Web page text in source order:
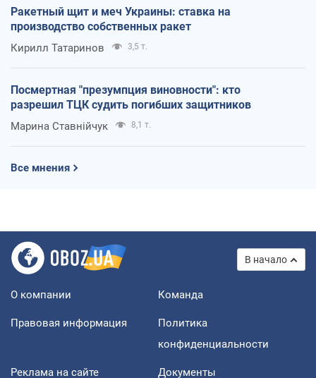
Ракетный щит и меч Украины: ставка на
производство собственных ракет
Кирилл Татаринов 3,5 т.
Посмертная "презумпция виновности": кто
разрешил ТЦК судить погибших защитников
Марина Ставнійчук 8,1 т.
Все мнения
В начало
О компании Команда
Правовая информация
Политика
конфиденциальности
Реклама на сайте Документы